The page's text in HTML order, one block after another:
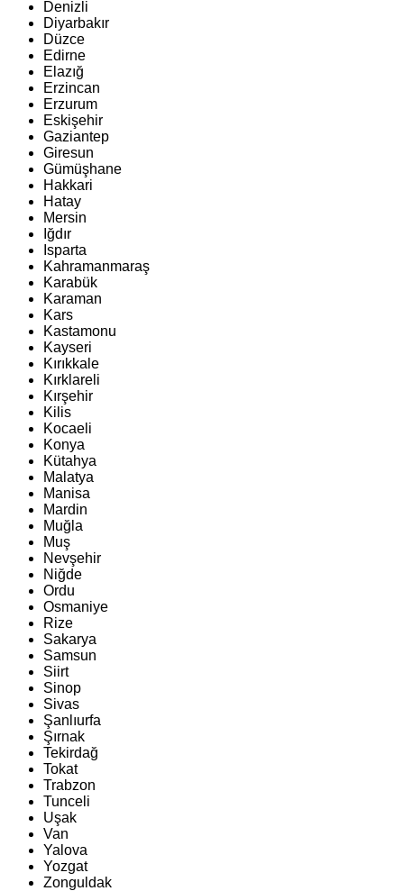
Denizli
Diyarbakır
Düzce
Edirne
Elazığ
Erzincan
Erzurum
Eskişehir
Gaziantep
Giresun
Gümüşhane
Hakkari
Hatay
Mersin
Iğdır
Isparta
Kahramanmaraş
Karabük
Karaman
Kars
Kastamonu
Kayseri
Kırıkkale
Kırklareli
Kırşehir
Kilis
Kocaeli
Konya
Kütahya
Malatya
Manisa
Mardin
Muğla
Muş
Nevşehir
Niğde
Ordu
Osmaniye
Rize
Sakarya
Samsun
Siirt
Sinop
Sivas
Şanlıurfa
Şırnak
Tekirdağ
Tokat
Trabzon
Tunceli
Uşak
Van
Yalova
Yozgat
Zonguldak